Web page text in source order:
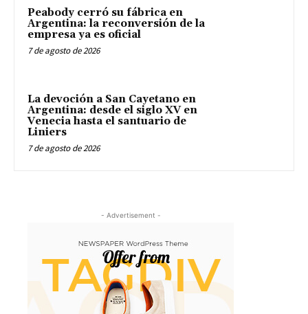
Peabody cerró su fábrica en
Argentina: la reconversión de la
empresa ya es oficial
7 de agosto de 2026
La devoción a San Cayetano en
Argentina: desde el siglo XV en
Venecia hasta el santuario de
Liniers
7 de agosto de 2026
- Advertisement -